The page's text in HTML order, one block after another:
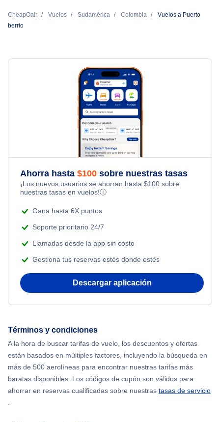
CheapOair Vuelos Sudamérica Colombia
Vuelos a Puerto
berrio
Ahorra hasta $100 sobre nuestras tasas
¡Los nuevos usuarios se ahorran hasta $100 sobre
nuestras tasas en vuelos!ⓘ
Gana hasta 6X puntos
Soporte prioritario 24/7
Llamadas desde la app sin costo
Gestiona tus reservas estés donde estés
Descargar aplicación
Términos y condiciones
A la hora de buscar tarifas de vuelo, los descuentos y ofertas
están basados en múltiples factores, incluyendo la búsqueda en
más de 500 aerolíneas para encontrar nuestras tarifas más
baratas disponibles. Los códigos de cupón son válidos para
ahorrar en reservas cualificadas sobre nuestras tasas de servicio
.